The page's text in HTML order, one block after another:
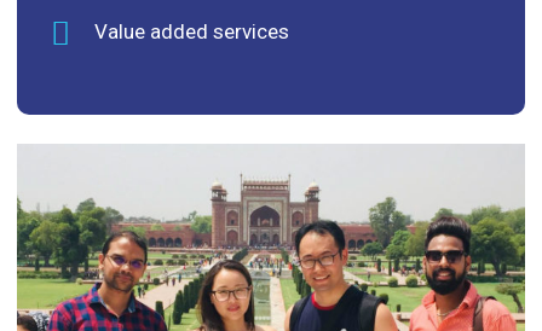
Value added services